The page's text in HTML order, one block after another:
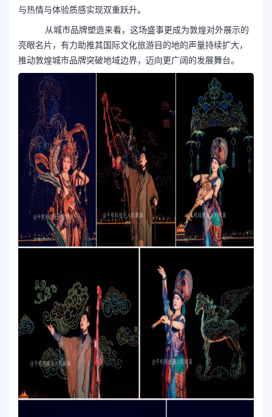
与热情与体验质感实现双重跃升。
从城市品牌塑造来看，这场盛事更成为敦煌对外展示的
亮眼名片，有力助推其国际文化旅游目的地的声量持续扩大，
推动敦煌城市品牌突破地域边界，迈向更广阔的发展舞台。